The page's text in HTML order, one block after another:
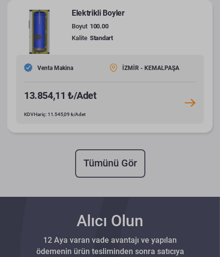
Elektrikli Boyler
Boyut 100.00
Kalite Standart
Venta Makina İZMİR - KEMALPAŞA
13.854,11 ₺/Adet
KDV Hariç: 11.545,09 ₺/Adet
Tümünü Gör
Alıcı Olun
12 Aya varan vade avantajı ve yapılan
ödemenin ürün tesliminden sonra satıcıya